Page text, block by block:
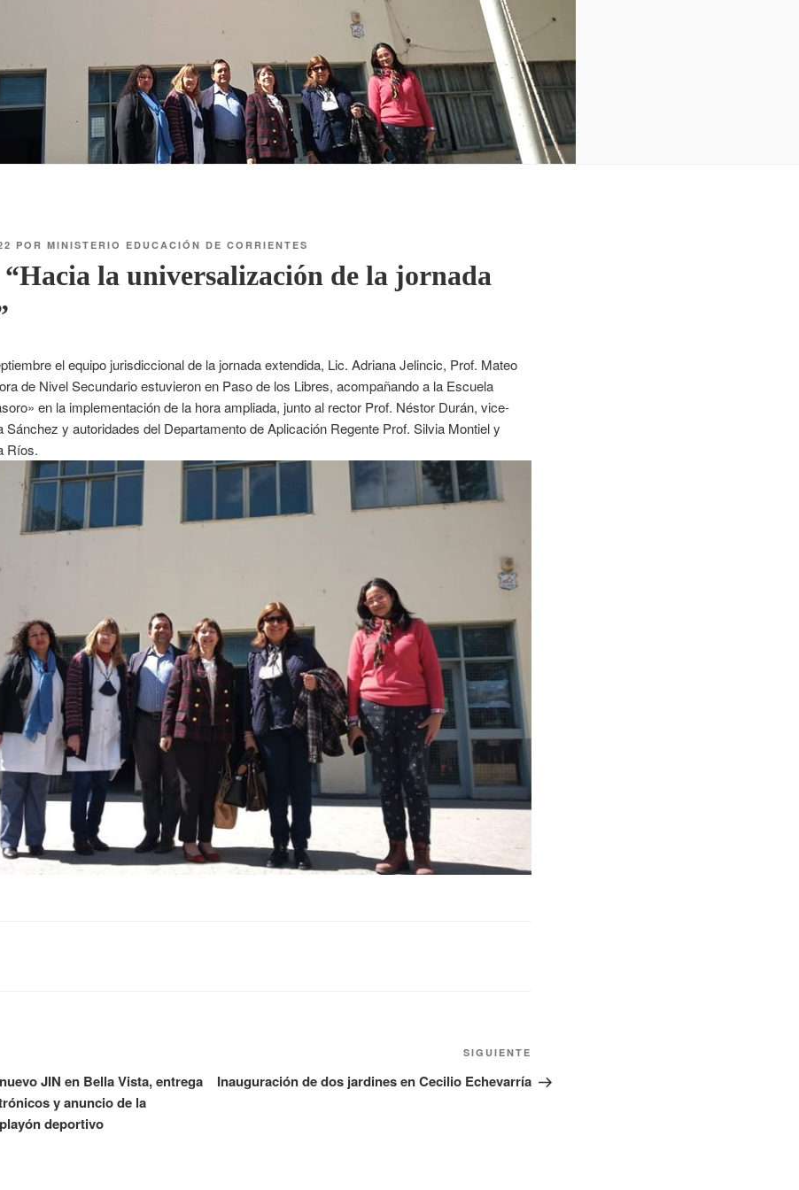
POR MINISTERIO EDUCACIÓN DE CORRIENTES
la universalización de la jornada
el equipo jurisdiccional de la jornada extendida, Lic. Adriana Jelincic, Prof. Mateo
de Nivel Secundario estuvieron en Paso de los Libres, acompañando a la Escuela
en la implementación de la hora ampliada, junto al rector Prof. Néstor Durán, vice-
Sánchez y autoridades del Departamento de Aplicación Regente Prof. Silvia Montiel y
Ríos.
JIN en Bella Vista, entrega
y anuncio de la
deportivo
SIGUIENTE
Inauguración de dos jardines en Cecilio Echevarría